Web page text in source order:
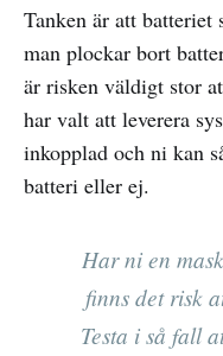
Tanken är att batteriet
man plockar bort
är risken väldigt stor
har valt att leverera
inkopplad och ni kan
batteri eller ej.
Har ni en
finns det risk
Testa i så fall